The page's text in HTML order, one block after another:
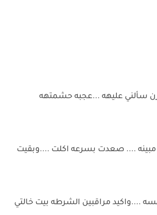
سألني عليهه ...عجبه حشمتهه
.... صعدت بسرعه اكلت ....وبقيت
....واكيد مراقبين الشرطه بيت خالتي